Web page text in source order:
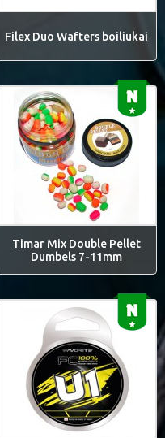
Filex Duo Wafters boiliukai
Timar Mix Double Pellet
Dumbels 7-11mm